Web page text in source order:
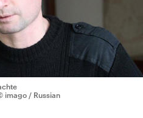
imago / Russian